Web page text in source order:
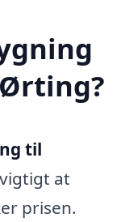
til
at
prisen.